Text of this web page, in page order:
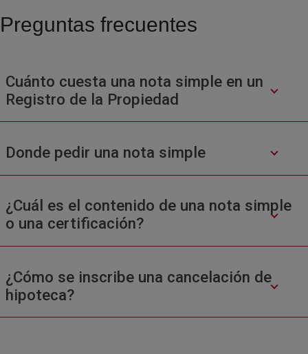
Preguntas frecuentes
Cuánto cuesta una nota simple en un
Registro de la Propiedad
Donde pedir una nota simple
¿Cuál es el contenido de una nota simple
o una certificación?
¿Cómo se inscribe una cancelación de
hipoteca?